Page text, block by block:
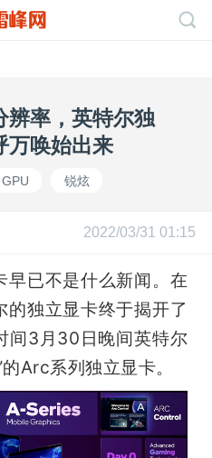
辨率，英特尔独
万唤始出来
GPU 锐炫
2022/03/31 01:15
早已不是什么新闻。在
的独立显卡终于揭开了
间3月30日晚间英特尔
Arc系列独立显卡。